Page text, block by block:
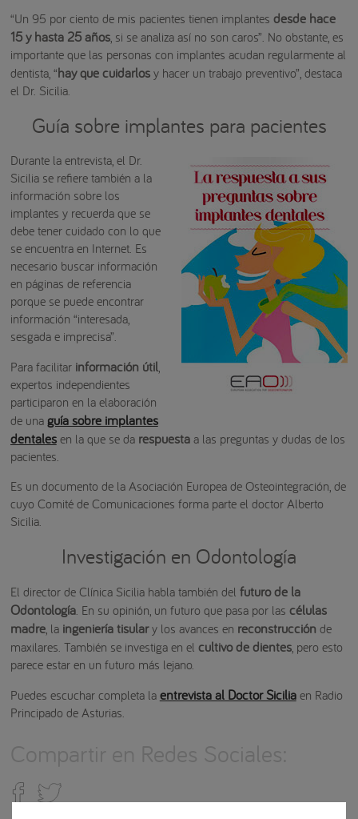
“Un 95 por ciento de mis pacientes tienen implantes desde hace
15 y hasta 25 años, si se analiza así no son caros”. No obstante, es
importante que las personas con implantes acudan regularmente al
dentista, “hay que cuidarlosy hacer un trabajo preventivo”, destaca
el Dr. Sicilia.
Guía sobre implantes para pacientes
Durante la entrevista, el Dr.
Sicilia se refiere también a la
información sobre los
implantes y recuerda que se
debe tener cuidado con lo que
se encuentra en Internet. Es
necesario buscar información
en páginas de referencia
porque se puede encontrar
información “interesada,
sesgada e imprecisa”.
Para facilitar información útil,
expertos independientes
participaron en la elaboración
de una guía sobre implantes
dentalesen la que se da respuestaa las preguntas y dudas de los
pacientes.
Es un documento de la Asociación Europea de Osteointegración, de
cuyo Comité de Comunicaciones forma parte el doctor Alberto
Sicilia.
Investigación en Odontología
El director de Clínica Sicilia habla también del futuro de la
Odontología. En su opinión, un futuro que pasa por las células
madre, la ingeniería tisulary los avances en reconstrucción de
maxilares. También se investiga en el cultivo de dientes, pero esto
parece estar en un futuro más lejano.
Puedes escuchar completa la entrevista al Doctor Sicilia en Radio
Principado de Asturias.